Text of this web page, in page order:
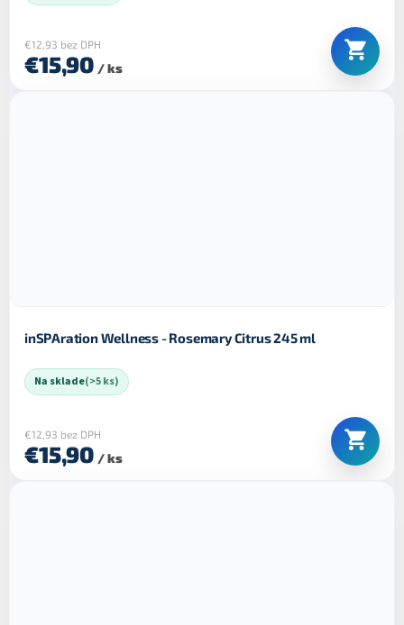
€12,93 bez DPH
€15,90 / ks
inSPAration Wellness - Rosemary Citrus 245 ml
Na sklade(>5 ks)
€12,93 bez DPH
€15,90 / ks